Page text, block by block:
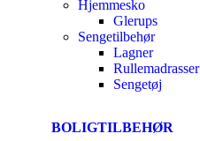
Hjemmesko
Glerups
Sengetilbehør
Lagner
Rullemadrasser
Sengetøj
BOLIGTILBEHØR